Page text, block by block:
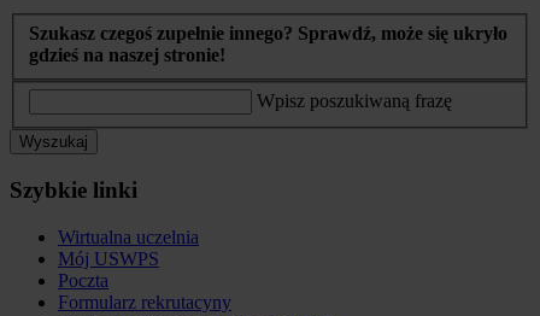
Szukasz czegoś zupełnie innego? Sprawdź, może się ukryło
gdzieś na naszej stronie!
Wpisz poszukiwaną frazę
Wyszukaj
Szybkie linki
Wirtualna uczelnia
Mój USWPS
Poczta
Formularz rekrutacyny